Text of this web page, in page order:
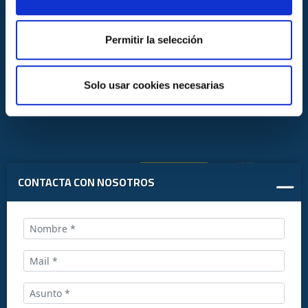
Permitir la selección
Solo usar cookies necesarias
CONTACTA CON NOSOTROS
Llámanos al:
+34 916169710